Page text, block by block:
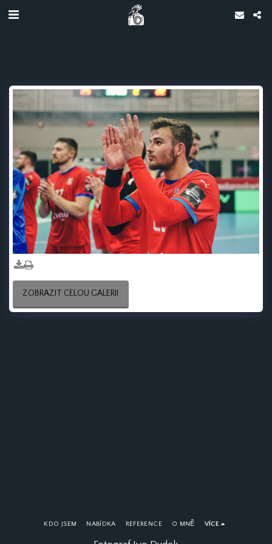
ZOBRAZIT CELOU GALERII
KDO JSEM NABÍDKA REFERENCE O MNĚ VÍCE